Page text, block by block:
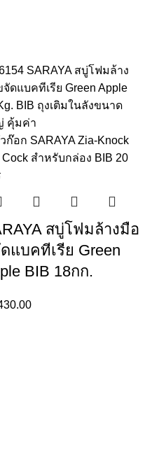
สบู่โฟมล้างมือ
แบคทีเรีย Green
BIB 18กก.